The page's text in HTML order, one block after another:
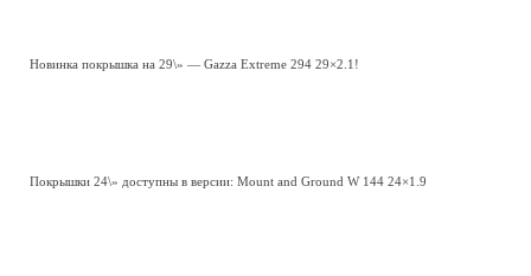
Новинка покрышка на 29\» — Gazza Extreme 294 29×2.1!
Покрышки 24\» доступны в версии: Mount and Ground W 144 24×1.9